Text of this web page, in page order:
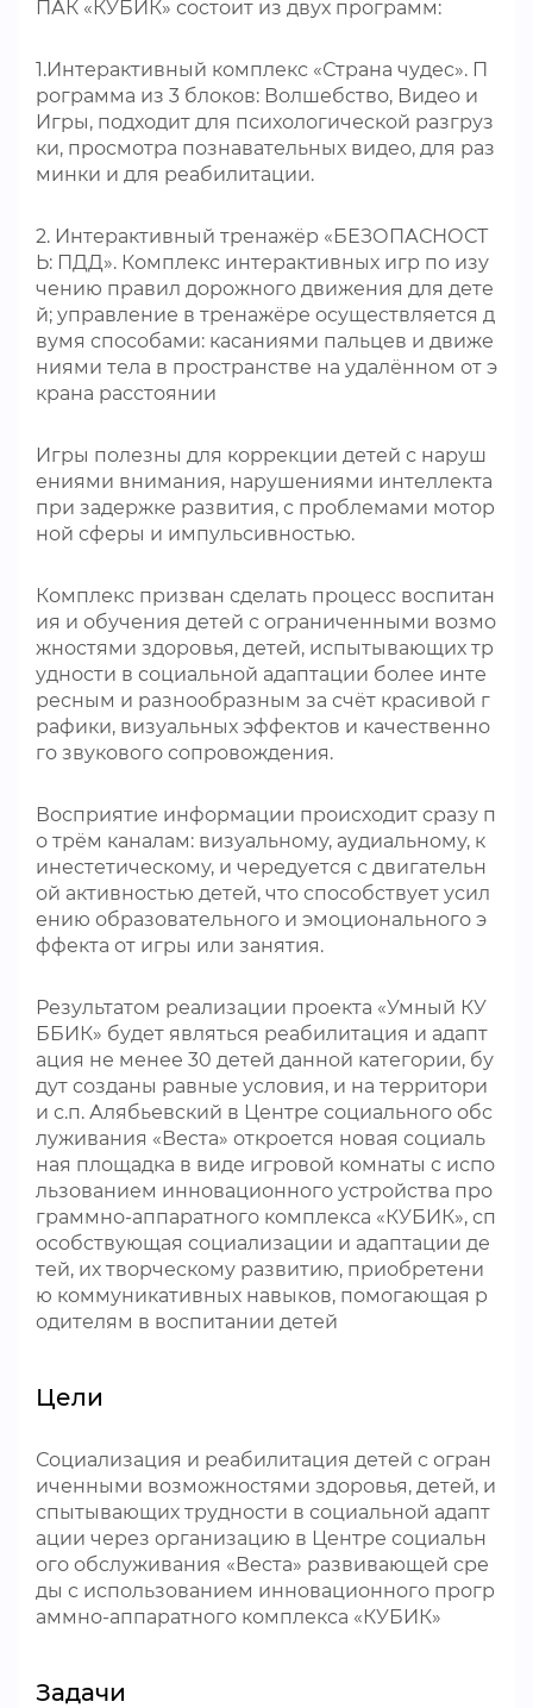
ПАК «КУБИК» состоит из двух программ:
1.Интерактивный комплекс «Страна чудес». П
рограмма из 3 блоков: Волшебство, Видео и
Игры, подходит для психологической разгруз
ки, просмотра познавательных видео, для раз
минки и для реабилитации.
2. Интерактивный тренажёр «БЕЗОПАСНОСТ
Ь: ПДД». Комплекс интерактивных игр по изу
чению правил дорожного движения для дете
й; управление в тренажёре осуществляется д
вумя способами: касаниями пальцев и движе
ниями тела в пространстве на удалённом от э
крана расстоянии
Игры полезны для коррекции детей с наруш
ениями внимания, нарушениями интеллекта
при задержке развития, с проблемами мотор
ной сферы и импульсивностью.
Комплекс призван сделать процесс воспитан
ия и обучения детей с ограниченными возмо
жностями здоровья, детей, испытывающих тр
удности в социальной адаптации более инте
ресным и разнообразным за счёт красивой г
рафики, визуальных эффектов и качественно
го звукового сопровождения.
Восприятие информации происходит сразу п
о трём каналам: визуальному, аудиальному, к
инестетическому, и чередуется с двигательн
ой активностью детей, что способствует усил
ению образовательного и эмоционального э
ффекта от игры или занятия.
Результатом реализации проекта «Умный КУ
ББИК» будет являться реабилитация и адапт
ация не менее 30 детей данной категории, бу
дут созданы равные условия, и на территори
и с.п. Алябьевский в Центре социального обс
луживания «Веста» откроется новая социаль
ная площадка в виде игровой комнаты с испо
льзованием инновационного устройства про
граммно-аппаратного комплекса «КУБИК», сп
особствующая социализации и адаптации де
тей, их творческому развитию, приобретени
ю коммуникативных навыков, помогающая р
одителям в воспитании детей
Цели
Социализация и реабилитация детей с огран
иченными возможностями здоровья, детей, и
спытывающих трудности в социальной адапт
ации через организацию в Центре социальн
ого обслуживания «Веста» развивающей сре
ды с использованием инновационного прогр
аммно-аппаратного комплекса «КУБИК»
Задачи